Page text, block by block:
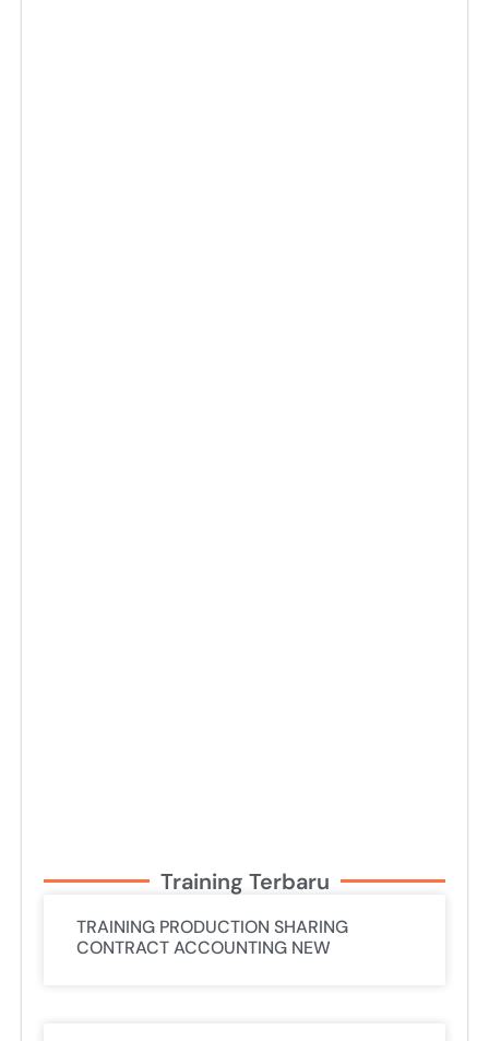
Training Terbaru
TRAINING PRODUCTION SHARING
CONTRACT ACCOUNTING NEW